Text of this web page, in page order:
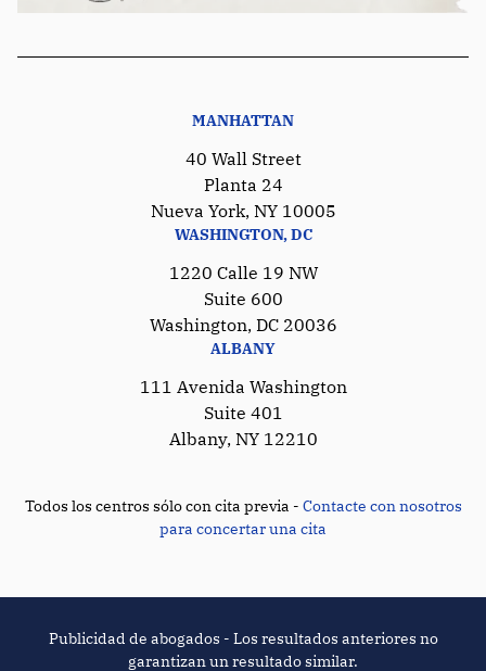
MANHATTAN
40 Wall Street
Planta 24
Nueva York, NY 10005
WASHINGTON, DC
1220 Calle 19 NW
Suite 600
Washington, DC 20036
ALBANY
111 Avenida Washington
Suite 401
Albany, NY 12210
Todos los centros sólo con cita previa - Contacte con nosotros
para concertar una cita
Publicidad de abogados - Los resultados anteriores no
garantizan un resultado similar.